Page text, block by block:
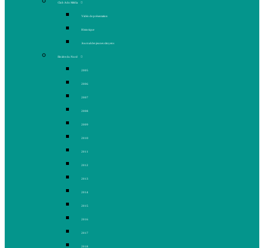
Club Ado Média
Vidéo de présentation
Historique
Journal des jeunes citoyens
Rivière du Nord
2005
2006
2007
2008
2009
2010
2011
2012
2013
2014
2015
2016
2017
2018